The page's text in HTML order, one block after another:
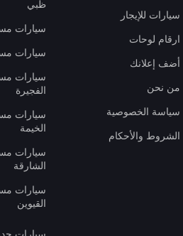
سيارات للإيجار
ارقام لوحات
أضف إعلانك
من نحن
سياسة الخصوصية
الشروط والأحكام
ظبي
سيارات
سيارات
سيارات
الفجيرة
سيارات
الخيمة
سيارات
الشارقة
سيارات
القيوين